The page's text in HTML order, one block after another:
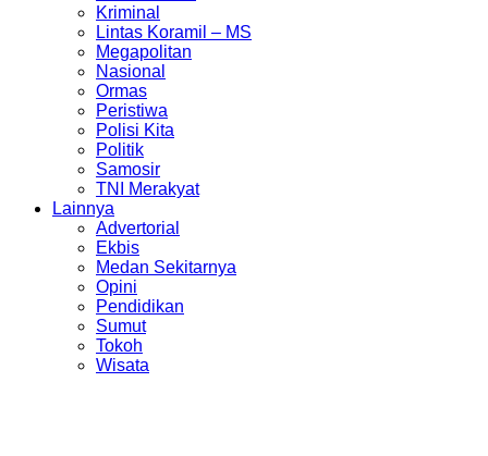
Kriminal
Lintas Koramil – MS
Megapolitan
Nasional
Ormas
Peristiwa
Polisi Kita
Politik
Samosir
TNI Merakyat
Lainnya
Advertorial
Ekbis
Medan Sekitarnya
Opini
Pendidikan
Sumut
Tokoh
Wisata